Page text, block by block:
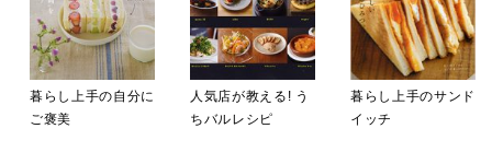
暮らし上手の自分に
ご褒美
人気店が教える! う
ちバルレシピ
暮らし上手のサンド
イッチ